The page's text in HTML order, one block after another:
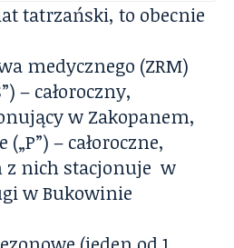
tatrzański, to obecnie
medycznego (ZRM)
– całoroczny,
w Zakopanem,
– całoroczne,
z nich stacjonuje w
w Bukowinie